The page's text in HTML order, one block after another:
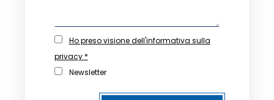
Ho preso visione dell'informativa sulla
privacy *
Newsletter